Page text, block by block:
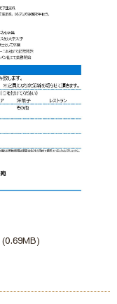
(0.69MB)